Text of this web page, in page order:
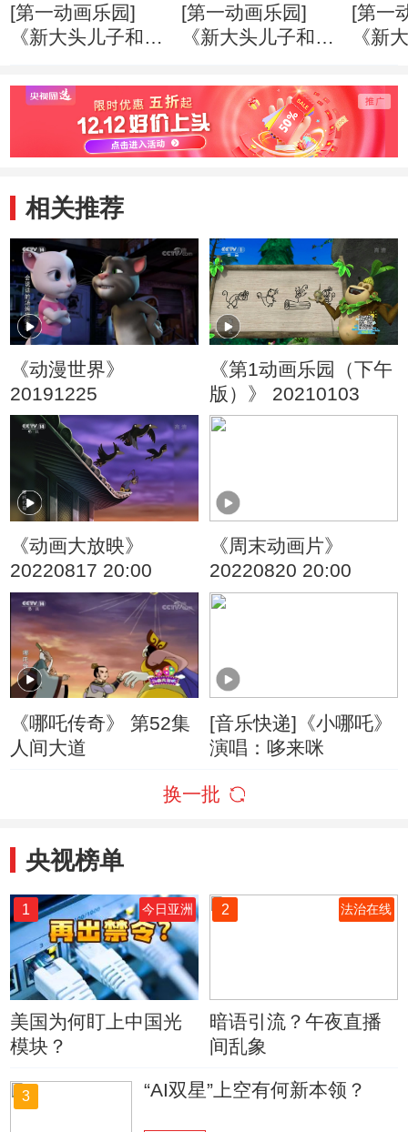
[第一动画乐园]
《新大头儿子和小
季） 好朋友
[第一动画乐园]
《新大头儿子和小
季） 戴眼镜的大
头儿子
[第一
《新
季）
旧玩具
相关推荐
《动漫世界》
20191225
《第1动画乐园（下午
版）》 20210103
《动画大放映》
20220817 20:00
《周末动画片》
20220820 20:00
《哪吒传奇》 第52集
人间大道
[音乐快递]《小哪吒》
演唱：哆来咪
换一批
央视榜单
1 今日亚洲
美国为何盯上中国光
模块？
2 法治在线
暗语引流？午夜直播
间乱象
3 “AI双星”上空有何新本领？